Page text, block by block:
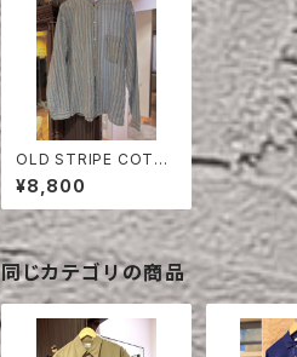
OLD STRIPE COTT
ON SHIRT
¥8,800
同じカテゴリの商品